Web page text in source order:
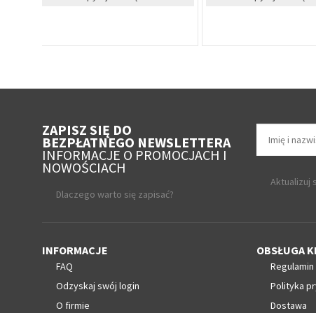
ZAPISZ SIĘ DO
BEZPŁATNEGO NEWSLETTERA
INFORMACJE O PROMOCJACH I
NOWOŚCIACH
Dlaczego warto się zapisać?
Aktualizuj
INFORMACJE
FAQ
Odzyskaj swój login
O firmie
OBSŁUGA
Regulamin
Polityka
Dostawa